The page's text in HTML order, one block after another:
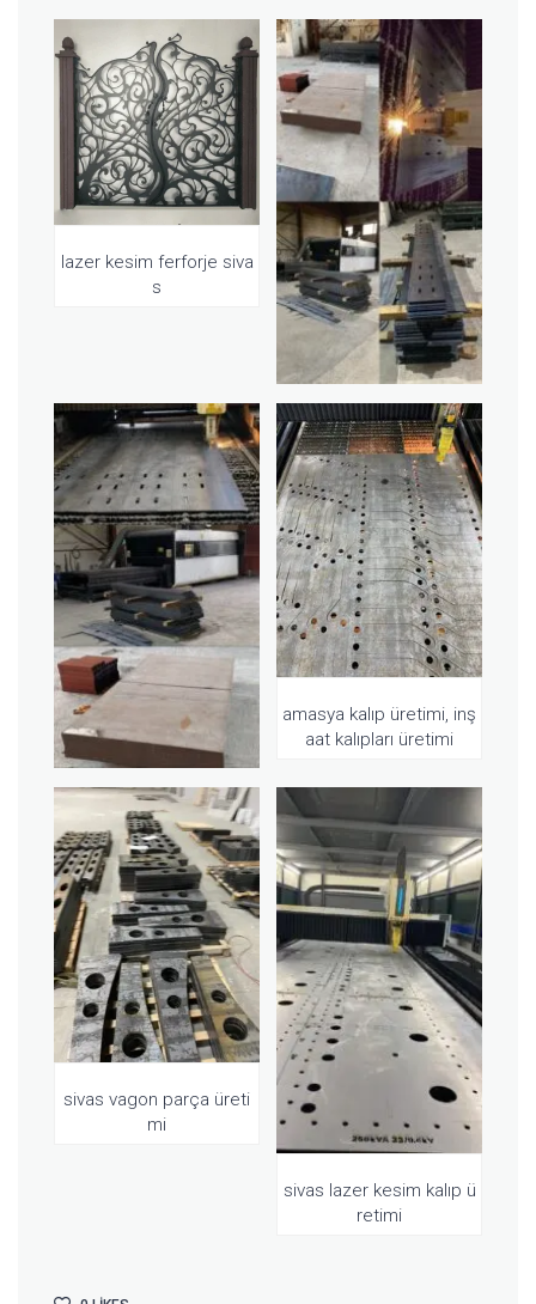
lazer kesim ferforje siva
s
amasya kalıp üretimi, inş
aat kalıpları üretimi
sivas vagon parça üreti
mi
sivas lazer kesim kalıp ü
retimi